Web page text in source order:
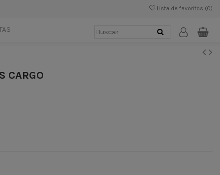
Lista de favoritos (0)
CARGO